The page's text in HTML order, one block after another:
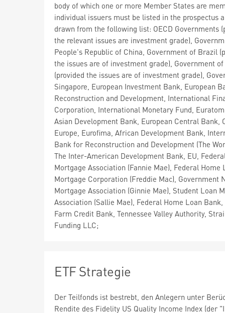
body of which one or more Member States are
individual issuers must be listed in the prospectus
drawn from the following list: OECD Governments
the relevant issues are investment grade),
People's Republic of China, Government of Brazil
the issues are of investment grade), Government
(provided the issues are of investment grade),
Singapore, European Investment Bank, European
Reconstruction and Development, International
Corporation, International Monetary Fund,
Asian Development Bank, European Central Bank,
Europe, Eurofima, African Development Bank,
Bank for Reconstruction and Development (The
The Inter-American Development Bank, EU,
Mortgage Association (Fannie Mae), Federal Home
Mortgage Corporation (Freddie Mac), Government
Mortgage Association (Ginnie Mae), Student Loan
Association (Sallie Mae), Federal Home Loan
Farm Credit Bank, Tennessee Valley Authority,
Funding LLC;
ETF Strategie
Der Teilfonds ist bestrebt, den Anlegern unter
Rendite des Fidelity US Quality Income Index (der